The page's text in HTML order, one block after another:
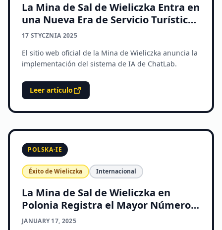
La Mina de Sal de Wieliczka Entra en
una Nueva Era de Servicio Turístico
Digital
17 STYCZNIA 2025
El sitio web oficial de la Mina de Wieliczka anuncia la
implementación del sistema de IA de ChatLab.
Leer artículo
POLSKA-IE
Éxito de Wieliczka Internacional
La Mina de Sal de Wieliczka en
Polonia Registra el Mayor Número
de Visitantes en su Historia
JANUARY 17, 2025